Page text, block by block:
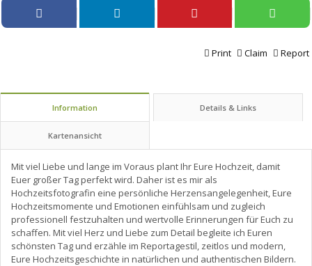
Report
Claim
Print
Information Details & Links
Kartenansicht
Mit viel Liebe und lange im Voraus plant Ihr Eure Hochzeit, damit
Euer großer Tag perfekt wird. Daher ist es mir als
Hochzeitsfotografin eine persönliche Herzensangelegenheit, Eure
Hochzeitsmomente und Emotionen einfühlsam und zugleich
professionell festzuhalten und wertvolle Erinnerungen für Euch zu
schaffen. Mit viel Herz und Liebe zum Detail begleite ich Euren
schönsten Tag und erzähle im Reportagestil, zeitlos und modern,
Eure Hochzeitsgeschichte in natürlichen und authentischen Bildern.